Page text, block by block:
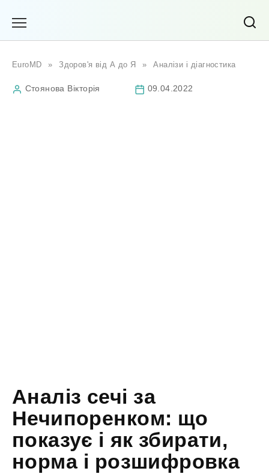
EuroMD » Здоров'я від А до Я » Аналізи і діагностика
Стоянова Вікторія 09.04.2022
Аналіз сечі за
Нечипоренком: що
показує і як збирати,
норма і розшифровка